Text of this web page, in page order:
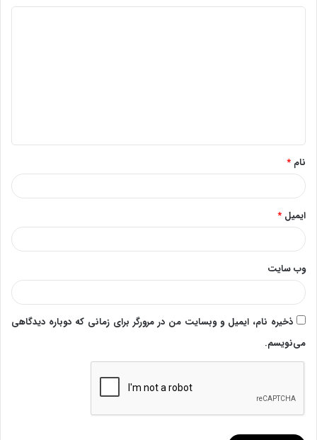
*
نام *
ایمیل *
وب‌ سایت
ذخیره نام، ایمیل و وبسایت من در مرورگر برای زمانی که دوباره دیدگاهی
می‌نویسم.